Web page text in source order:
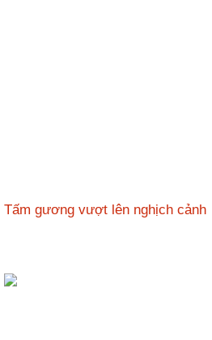
Tấm gương vượt lên nghịch cảnh